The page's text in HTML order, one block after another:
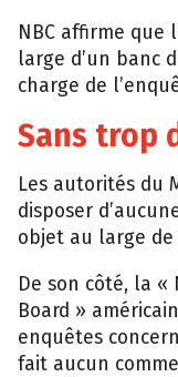
NBC affirme que
large d’un banc
charge de
Sans trop
Les autorités du
disposer
objet au large
De son côté, la
Board »
enquêtes
fait aucun